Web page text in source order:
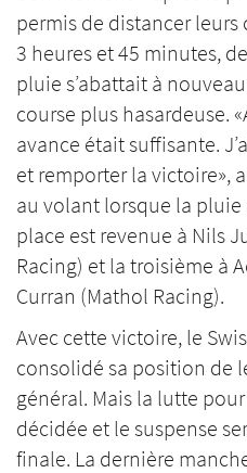
permis de distancer
3 heures et 45 minutes,
pluie s’abattait à
course plus hasardeuse.
avance était suffisante.
et remporter la victoire»,
au volant lorsque la pluie
place est revenue à Nils
Racing) et la troisième à
Curran (Mathol Racing).
Avec cette victoire, le
consolidé sa position de
général. Mais la lutte
décidée et le suspense
finale. La dernière